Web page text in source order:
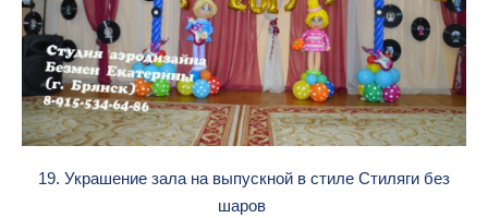
19. Украшение зала на выпускной в стиле Стиляги без
шаров